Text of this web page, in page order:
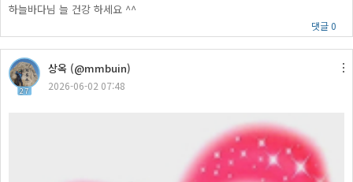
하늘바다님 늘 건강 하세요 ^^
댓글 0
27
상옥 (@mmbuin)
2026-06-02 07:48